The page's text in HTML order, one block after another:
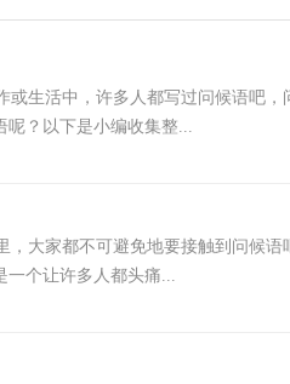
生活中，许多人都写过问候语吧，
呢？以下是小编收集整...
大家都不可避免地要接触到问候语
一个让许多人都头痛...